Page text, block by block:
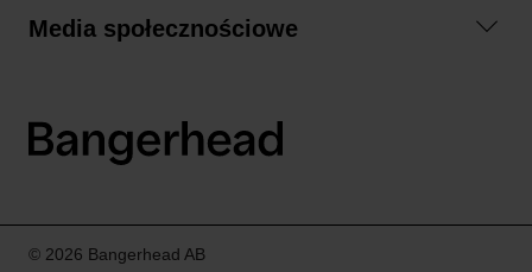
Regulamin zakupów
Zrównoważony rozwój
Media społecznościowe
LinkedIn
© 2026 Bangerhead AB